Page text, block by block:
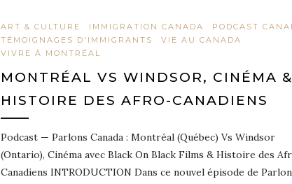
ART & CULTURE IMMIGRATION CANADA
PODCAST
TÉMOIGNAGES D'IMMIGRANTS
VIE AU CANADA
VIVRE À MONTRÉAL
MONTRÉAL VS WINDSOR, CINÉMA &
HISTOIRE DES AFRO-CANADIENS
Podcast — Parlons Canada : Montréal (Québec) Vs Windsor
(Ontario), Cinéma avec Black On Black Films & Histoire des
Canadiens INTRODUCTION Dans ce nouvel épisode de